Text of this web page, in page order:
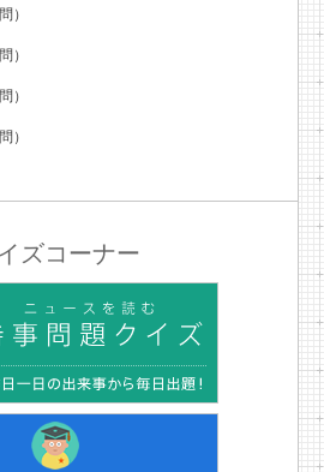
）
）
）
）
ズコーナー